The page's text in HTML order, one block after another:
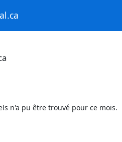
n'a pu être trouvé pour ce mois.